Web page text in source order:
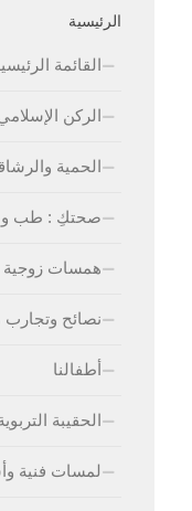
الرئيسية
القائمة
الركن
الحمية
صحتكِ : طب
همسات زوجية
نصائح وتجارب
أطفالنا
الحقيبة
لمسات فنية